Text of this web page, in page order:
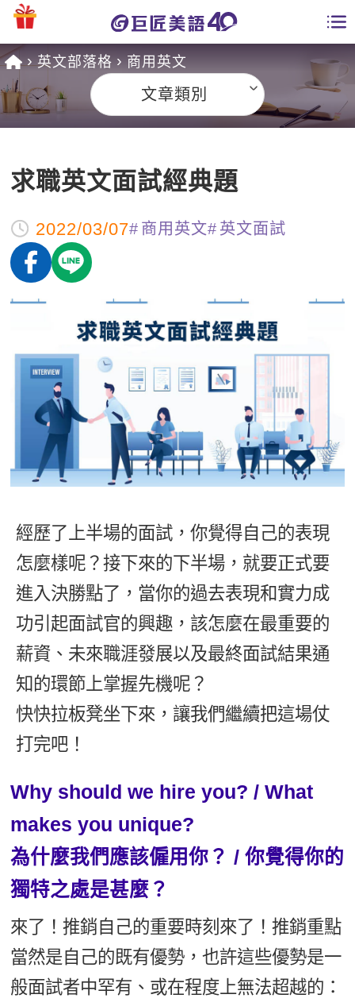
課程總覽
英文課程總表
英文會話
商用英文
英文檢定
TOEIC 多益課程
IELTS 雅思課程
GEPT 全民英檢課程
TOEFL 托福課程
能力養成
自然發音
英文聽力養成
開口溜英文
旅遊英文
基礎字彙
情境閱讀
英文文法技巧
英文寫作
Cengage TED Talks
CNN聽力強化
新聞英文
特色課程
主題課程
英語俱樂部
Let's Talk
線上真人
日語
西班牙語
外語即時通
兒童美語
更多
企業訓練
點讀筆教材
數位學習教材
免費資源
英文部落格
多益秒學堂
影音學英文
英文能力測驗
學員故事
學員讚出來
活動花絮
校園贊助
企業服務
學員專區
Recruiting
英文部落格 商用英文
文章類別
求職英文面試經典題
2022/03/07 商用英文 英文面試
經歷了上半場的面試，你覺得自己的表現
怎麼樣呢？接下來的下半場，就要正式要
進入決勝點了，當你的過去表現和實力成
功引起面試官的興趣，該怎麼在最重要的
薪資、未來職涯發展以及最終面試結果通
知的環節上掌握先機呢？
快快拉板凳坐下來，讓我們繼續把這場仗
打完吧！
Why should we hire you? / What
makes you unique?
為什麼我們應該僱用你？ / 你覺得你的
獨特之處是甚麼？
來了！推銷自己的重要時刻來了！推銷重點
當然是自己的既有優勢，也許這些優勢是一
般面試者中罕有、或在程度上無法超越的：